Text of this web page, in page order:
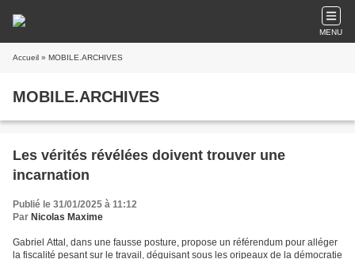
MENU
Accueil » MOBILE.ARCHIVES
MOBILE.ARCHIVES
Les vérités révélées doivent trouver une
incarnation
Publié le 31/01/2025 à 11:12
Par Nicolas Maxime
Gabriel Attal, dans une fausse posture, propose un référendum pour alléger
la fiscalité pesant sur le travail, déguisant sous les oripeaux de la démocratie